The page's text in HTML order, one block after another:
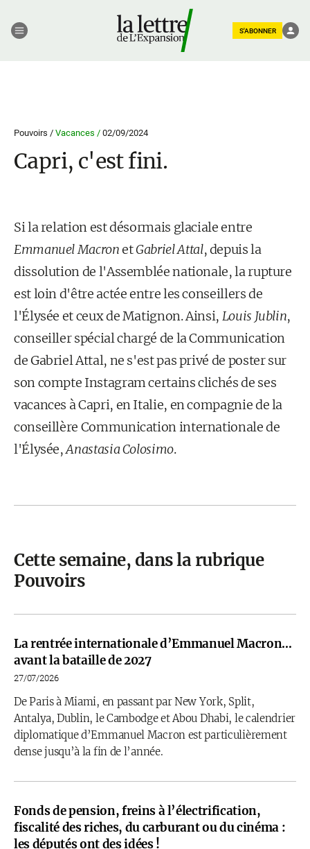
S'ABONNER
Pouvoirs / Vacances / 02/09/2024
Capri, c'est fini.
Si la relation est désormais glaciale entre
Emmanuel MacronetGabriel Attal, depuis la
dissolution de l'Assemblée nationale, la rupture
est loin d'être actée entre les conseillers de
l'Élysée et ceux de Matignon. Ainsi, Louis Jublin,
conseiller spécial chargé de la Communication
de Gabriel Attal, ne s'est pas privé de poster sur
son compte Instagram certains clichés de ses
vacances à Capri, en Italie, en compagnie de la
conseillère Communication internationale de
l'Élysée,Anastasia Colosimo.
Cette semaine, dans la rubrique
Pouvoirs
La rentrée internationale d’Emmanuel Macron…
avant la bataille de 2027
27/07/2026
De Paris à Miami, en passant par New York, Split,
Antalya, Dublin, le Cambodge et Abou Dhabi, le calendrier
diplomatique d’Emmanuel Macron est particulièrement
dense jusqu’à la fin de l’année.
Fonds de pension, freins à l’électrification,
fiscalité des riches, du carburant ou du cinéma :
les députés ont des idées !